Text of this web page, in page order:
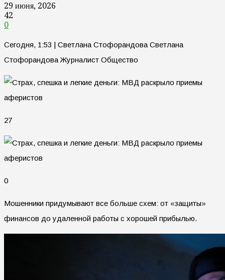
29 июня, 2026
42
0
Сегодня, 1:53 | Светлана Стофорандова Светлана
Стофорандова Журналист Общество
27
0
Мошенники придумывают все больше схем: от «защиты»
финансов до удаленной работы с хорошей прибылью.